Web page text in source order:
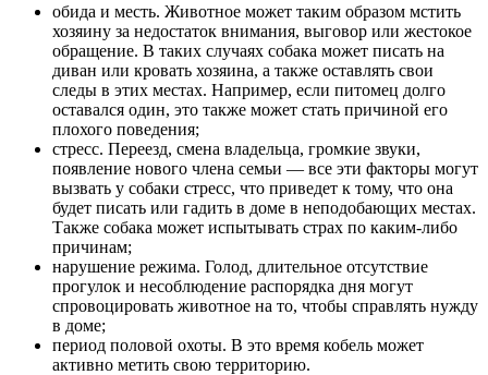
обида и месть. Животное может таким образом мстить
хозяину за недостаток внимания, выговор или жестокое
обращение. В таких случаях собака может писать на
диван или кровать хозяина, а также оставлять свои
следы в этих местах. Например, если питомец долго
оставался один, это также может стать причиной его
плохого поведения;
стресс. Переезд, смена владельца, громкие звуки,
появление нового члена семьи — все эти факторы могут
вызвать у собаки стресс, что приведет к тому, что она
будет писать или гадить в доме в неподобающих местах.
Также собака может испытывать страх по каким-либо
причинам;
нарушение режима. Голод, длительное отсутствие
прогулок и несоблюдение распорядка дня могут
спровоцировать животное на то, чтобы справлять нужду
в доме;
период половой охоты. В это время кобель может
активно метить свою территорию.